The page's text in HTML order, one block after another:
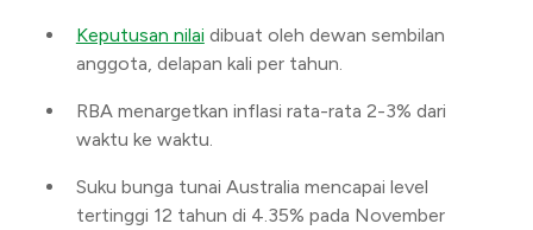
Keputusan nilai dibuat oleh dewan sembilan
anggota, delapan kali per tahun.
RBA menargetkan inflasi rata-rata 2-3% dari
waktu ke waktu.
Suku bunga tunai Australia mencapai level
tertinggi 12 tahun di 4.35% pada November